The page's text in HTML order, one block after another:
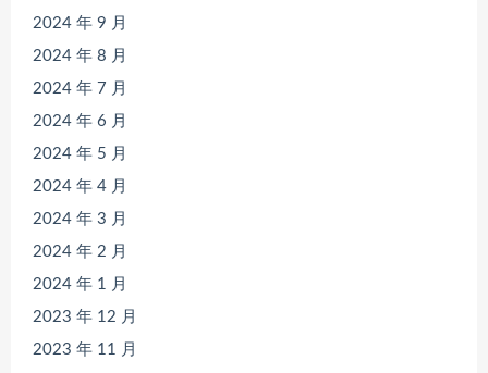
2024 年 9 月
2024 年 8 月
2024 年 7 月
2024 年 6 月
2024 年 5 月
2024 年 4 月
2024 年 3 月
2024 年 2 月
2024 年 1 月
2023 年 12 月
2023 年 11 月